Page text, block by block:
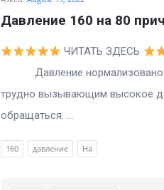
Давление 160 на 80
ЧИТАТЬ ЗДЕСЬ
Давление нормализовано!
трудно вызывающим высокое
обращаться. ...
160 давление На